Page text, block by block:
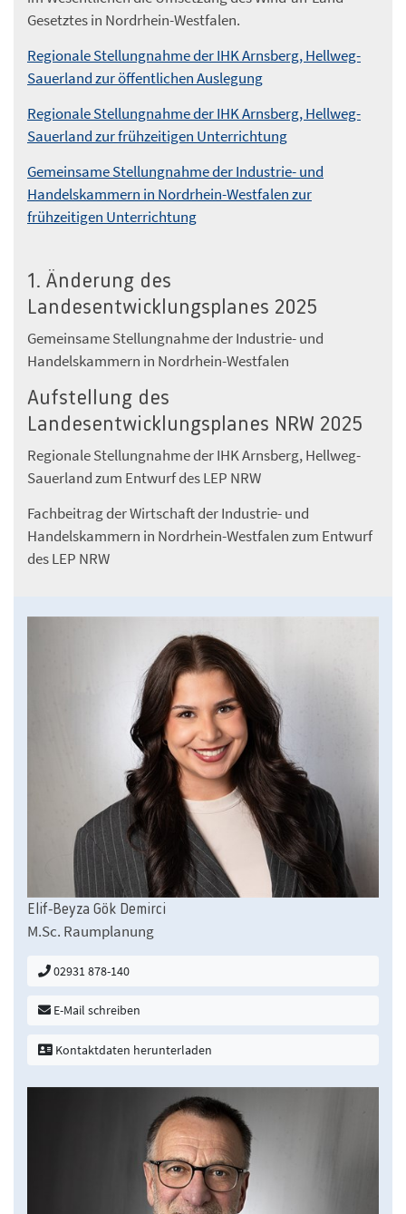
Gesetztes in Nordrhein-Westfalen.
Regionale Stellungnahme der IHK Arnsberg, Hellweg-
Sauerland zur öffentlichen Auslegung
Regionale Stellungnahme der IHK Arnsberg, Hellweg-
Sauerland zur frühzeitigen Unterrichtung
Gemeinsame Stellungnahme der Industrie- und
Handelskammern in Nordrhein-Westfalen zur
frühzeitigen Unterrichtung
1. Änderung des
Landesentwicklungsplanes 2025
Gemeinsame Stellungnahme der Industrie- und
Handelskammern in Nordrhein-Westfalen
Aufstellung des
Landesentwicklungsplanes NRW 2025
Regionale Stellungnahme der IHK Arnsberg, Hellweg-
Sauerland zum Entwurf des LEP NRW
Fachbeitrag der Wirtschaft der Industrie- und
Handelskammern in Nordrhein-Westfalen zum Entwurf
des LEP NRW
Elif-Beyza Gök Demirci
M.Sc. Raumplanung
02931 878-140
E-Mail schreiben
Kontaktdaten herunterladen